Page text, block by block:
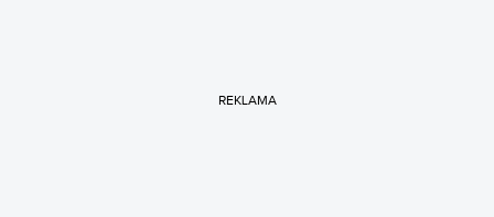
REKLAMA